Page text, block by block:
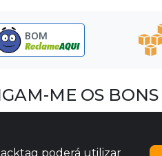
BOM
ME OS BONS
poderá utilizar